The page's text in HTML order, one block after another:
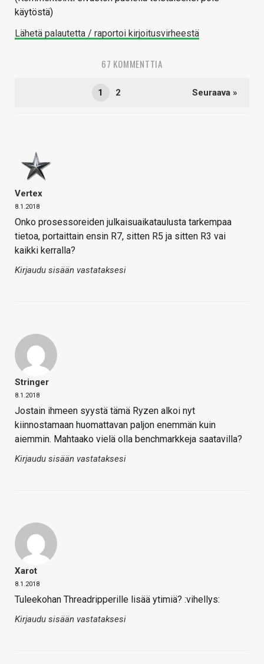
käytöstä)
Lähetä palautetta / raportoi kirjoitusvirheestä
67 KOMMENTTIA
1 2 Seuraava »
Vertex
8.1.2018
Onko prosessoreiden julkaisuaikataulusta tarkempaa
tietoa, portaittain ensin R7, sitten R5 ja sitten R3 vai
kaikki kerralla?
Kirjaudu sisään vastataksesi
Stringer
8.1.2018
Jostain ihmeen syystä tämä Ryzen alkoi nyt
kiinnostamaan huomattavan paljon enemmän kuin
aiemmin. Mahtaako vielä olla benchmarkkeja saatavilla?
Kirjaudu sisään vastataksesi
Xarot
8.1.2018
Tuleekohan Threadripperille lisää ytimiä? :vihellys:
Kirjaudu sisään vastataksesi